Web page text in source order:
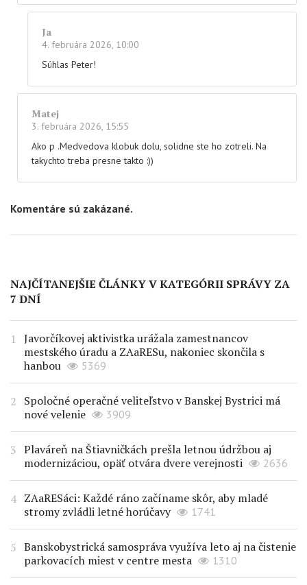
Ja
4. februára 2026, 10:00
Súhlas Peter!
Matej
3. februára 2026, 15:55
Ako p .Medvedova klobuk dolu, solidne ste ho zotreli. Na
takychto treba presne takto :))
Komentáre sú zakázané.
NAJČÍTANEJŠIE ČLÁNKY V KATEGÓRII SPRÁVY ZA
7 DNÍ
Javorčíkovej aktivistka urážala zamestnancov
mestského úradu a ZAaRESu, nakoniec skončila s
hanbou
5369
Spoločné operačné veliteľstvo v Banskej Bystrici má
nové velenie
3909
Plaváreň na Štiavničkách prešla letnou údržbou aj
modernizáciou, opäť otvára dvere verejnosti
2636
ZAaRESáci: Každé ráno začíname skôr, aby mladé
stromy zvládli letné horúčavy
1741
Banskobystrická samospráva využíva leto aj na čistenie
parkovacích miest v centre mesta
1310